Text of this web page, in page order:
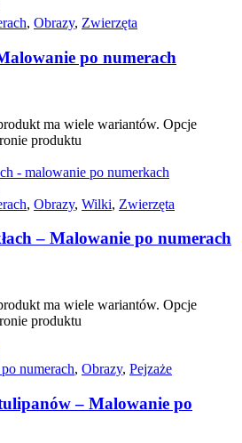
, Obrazy, Zwierzęta
po numerach
ma wiele wariantów. Opcje
produktu
, Obrazy, Wilki, Zwierzęta
– Malowanie po numerach
ma wiele wariantów. Opcje
produktu
numerach, Obrazy, Pejzaże
– Malowanie po